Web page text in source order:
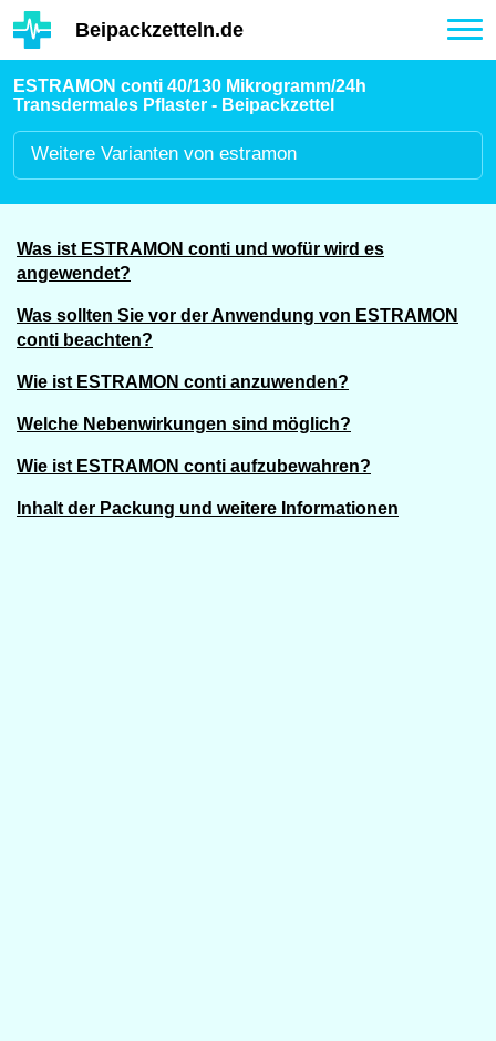
Hauptinhalt
Beipackzetteln.de
ESTRAMON conti 40/130 Mikrogramm/24h
Transdermales Pflaster - Beipackzettel
Weitere Varianten von estramon
Was ist ESTRAMON conti und wofür wird es
angewendet?
Was sollten Sie vor der Anwendung von ESTRAMON
conti beachten?
Wie ist ESTRAMON conti anzuwenden?
Welche Nebenwirkungen sind möglich?
Wie ist ESTRAMON conti aufzubewahren?
Inhalt der Packung und weitere Informationen